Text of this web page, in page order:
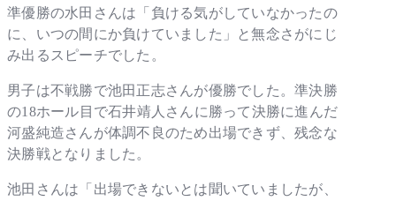
準優勝の水田さんは「負ける気がしていなかったの
に、いつの間にか負けていました」と無念さがにじ
み出るスピーチでした。
男子は不戦勝で池田正志さんが優勝でした。準決勝
の18ホール目で石井靖人さんに勝って決勝に進んだ
河盛純造さんが体調不良のため出場できず、残念な
決勝戦となりました。
池田さんは「出場できないとは聞いていましたが、